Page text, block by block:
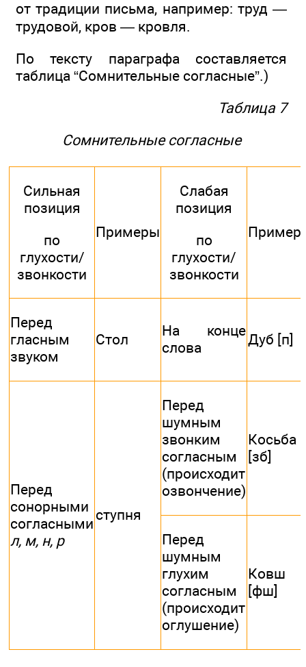
от традиции письма, например: труд —
трудовой, кров — кровля.
По тексту параграфа составляется
таблица “Сомнительные согласные”.)
Таблица 7
Сомнительные согласные
Сильная
позиция
по
глухости/
звонкости
Примеры
Слабая
позиция
по
глухости/
звонкости
Перед
гласным
звуком
Стол
На конце
слова
Дуб [п]
Перед
сонорными
согласными
л, м, н, р
ступня
Перед
шумным
звонким
согласным
(происходит
озвончение)
Косьба
[зб]
Перед
шумным
глухим
согласным
(происходит
оглушение)
Ковш
[фш]